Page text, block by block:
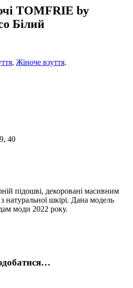
TOMFRIE by
Білий
, Жіноче взуття.
40
підошві, декоровані масивним
натуральної шкірі. Дана модель
моди 2022 року.